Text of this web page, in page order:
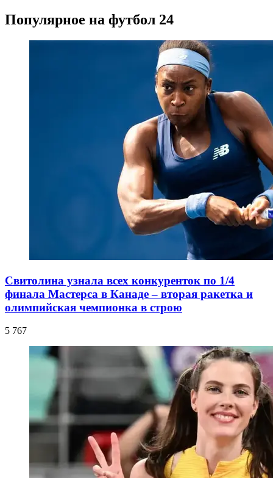
Популярное на футбол 24
Свитолина узнала всех конкуренток по 1/4
финала Мастерса в Канаде – вторая ракетка и
олимпийская чемпионка в строю
5 767